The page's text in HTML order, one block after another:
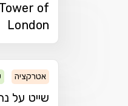
of
London
אטרקציה
שייט על